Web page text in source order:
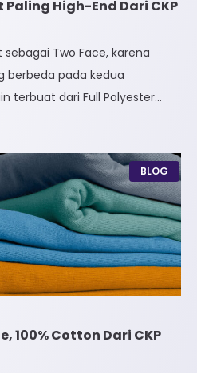
Paling High-End Dari CKP
sebagai Two Face, karena
berbeda pada kedua
terbuat dari Full Polyester
karena bersifat Fungsional,
customer. Selain itu,
teranyar yakni pemberian
BLOG
100% Cotton Dari CKP